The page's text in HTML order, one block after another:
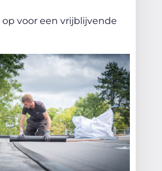
op voor een vrijblijvende